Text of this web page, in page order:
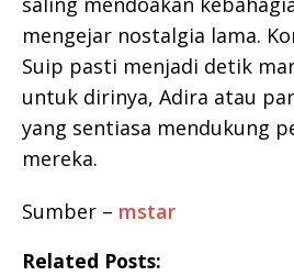
mengejar nostalgia lama.
Suip pasti menjadi detik
untuk dirinya, Adira atau
yang sentiasa mendukung
mereka.
Sumber – mstar
Related Posts: